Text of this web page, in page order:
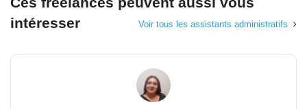
intéresser
Voir tous les assistants administratifs